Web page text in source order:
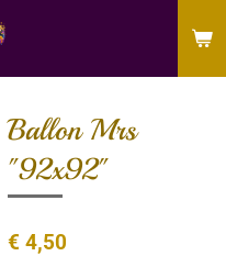
Ballon Mrs
"92x92"
€ 4,50